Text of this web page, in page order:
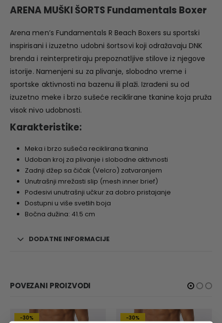
ARENA MUŠKI ŠORTS Fundamentals Boxer
Arena men’s Fundamentals R Beach Boxers su sportski
inspirisani i izuzetno udobni šortsovi koji odražavaju DNK
brenda i reinterpretiraju prepoznatljive stilove iz njegove
istorije. Namenjeni su za plivanje, slobodno vreme i
sportske aktivnosti na bazenu ili plaži. Izrađeni su od
izuzetno meke i brzo sušeće reciklirane tkanine koja pruža
visok nivo udobnosti.
Karakteristike:
Meka i brzo sušeća reciklirana tkanina
Udoban kroj za plivanje i slobodne aktivnosti
Zadnji džep sa čičak (Velcro) zatvaranjem
Unutrašnji mrežasti slip (mesh inner brief)
Podesivi unutrašnji učkur za dobro pristajanje
Dostupni u više svetlih boja
Bočna dužina: 41.5 cm
DODATNE INFORMACIJE
POVEZANI PROIZVODI
-30% -30%